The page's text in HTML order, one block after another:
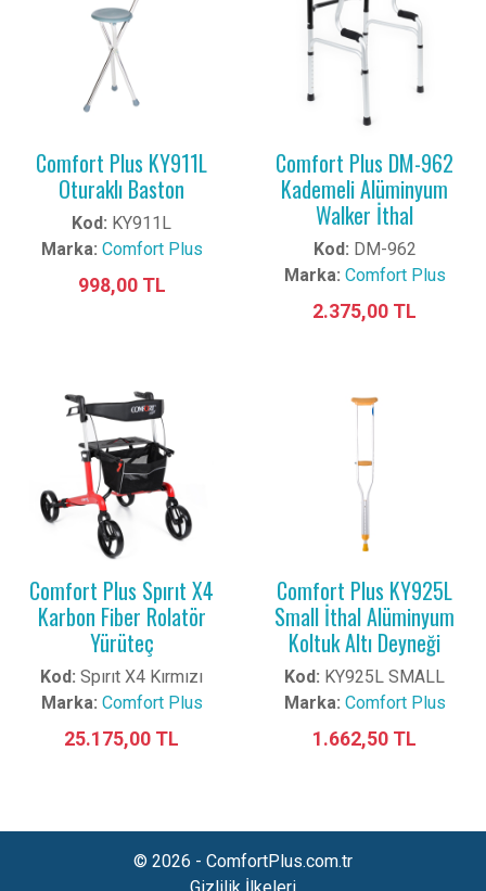
Comfort Plus KY911L
Oturaklı Baston
Kod: KY911L
Marka: Comfort Plus
998,00 TL
Comfort Plus DM-962
Kademeli Alüminyum
Walker İthal
Kod: DM-962
Marka: Comfort Plus
2.375,00 TL
Comfort Plus Spırıt X4
Karbon Fiber Rolatör
Yürüteç
Kod: Spırıt X4 Kırmızı
Marka: Comfort Plus
25.175,00 TL
Comfort Plus KY925L
Small İthal Alüminyum
Koltuk Altı Deyneği
Kod: KY925L SMALL
Marka: Comfort Plus
1.662,50 TL
© 2026 - ComfortPlus.com.tr